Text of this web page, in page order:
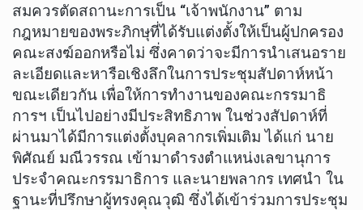
สมควรตัดสถานะการเป็น “เจ้าพนักงาน” ตาม
กฎหมายของพระภิกษุที่ได้รับแต่งตั้งให้เป็นผู้ปกครอง
คณะสงฆ์ออกหรือไม่ ซึ่งคาดว่าจะมีการนำเสนอราย
ละเอียดและหารือเชิงลึกในการประชุมสัปดาห์หน้า
ขณะเดียวกัน เพื่อให้การทำงานของคณะกรรมาธิ
การฯ เป็นไปอย่างมีประสิทธิภาพ ในช่วงสัปดาห์ที่
ผ่านมาได้มีการแต่งตั้งบุคลากรเพิ่มเติม ได้แก่ นาย
พิศัณย์ มณีวรรณ เข้ามาดำรงตำแหน่งเลขานุการ
ประจำคณะกรรมาธิการ และนายพลากร เทศนำ ใน
ฐานะที่ปรึกษาผู้ทรงคุณวุฒิ ซึ่งได้เข้าร่วมการประชุม